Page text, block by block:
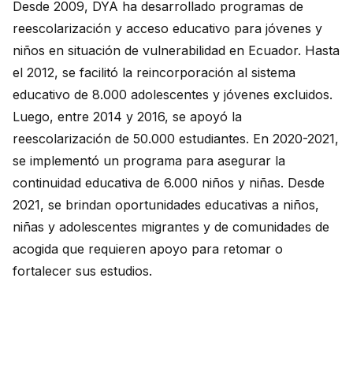
Desde 2009, DYA ha desarrollado programas de
reescolarización y acceso educativo para jóvenes y
niños en situación de vulnerabilidad en Ecuador. Hasta
el 2012, se facilitó la reincorporación al sistema
educativo de 8.000 adolescentes y jóvenes excluidos.
Luego, entre 2014 y 2016, se apoyó la
reescolarización de 50.000 estudiantes. En 2020-2021,
se implementó un programa para asegurar la
continuidad educativa de 6.000 niños y niñas. Desde
2021, se brindan oportunidades educativas a niños,
niñas y adolescentes migrantes y de comunidades de
acogida que requieren apoyo para retomar o
fortalecer sus estudios.